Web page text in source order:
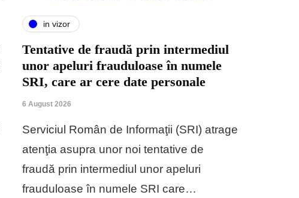
in vizor
Tentative de fraudă prin intermediul
unor apeluri frauduloase în numele
SRI, care ar cere date personale
6 August 2026
Serviciul Român de Informaţii (SRI) atrage
atenţia asupra unor noi tentative de
fraudă prin intermediul unor apeluri
frauduloase în numele SRI care…